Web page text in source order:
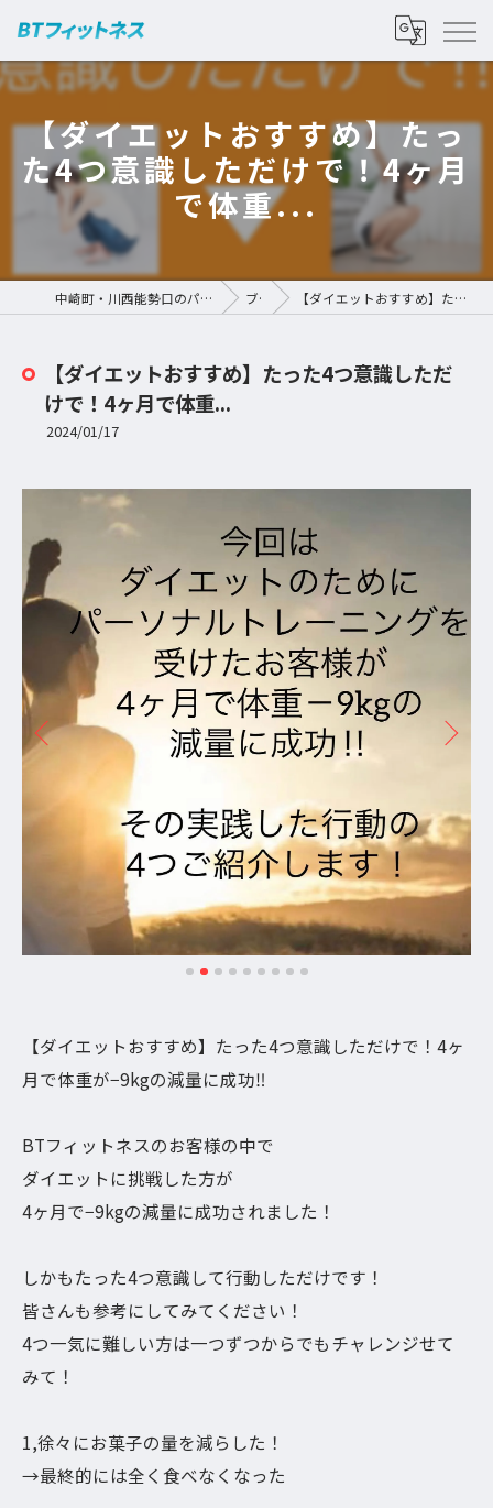
【ダイエットおすすめ】たっ
た4つ意識しただけで！4ヶ月
で体重...
中崎町・川西能勢口のパーソナルジムなら | BTフィットネス ブログ 【ダイエットおすすめ】たった4つ意識しただけで！4ヶ月で体重...
【ダイエットおすすめ】たった4つ意識しただ
けで！4ヶ月で体重...
2024/01/17
【ダイエットおすすめ】たった4つ意識しただけで！4ヶ
月で体重が−9kgの減量に成功‼︎
BTフィットネスのお客様の中で
ダイエットに挑戦した方が
4ヶ月で−9kgの減量に成功されました！
しかもたった4つ意識して行動しただけです！
皆さんも参考にしてみてください！
4つ一気に難しい方は一つずつからでもチャレンジせて
みて！
1,徐々にお菓子の量を減らした！
→最終的には全く食べなくなった